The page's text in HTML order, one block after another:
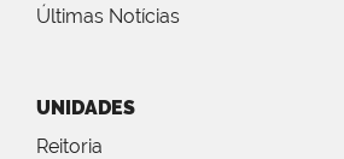
Últimas Notícias
UNIDADES
Reitoria